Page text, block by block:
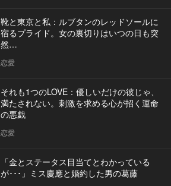
靴と東京と私：ルブタンのレッドソールに
宿るプライド。女の裏切りはいつの日も突
然…
恋愛
それも1つのLOVE：優しいだけの彼じゃ、
満たされない。刺激を求める心が招く運命
の悪戯
恋愛
「金とステータス目当てとわかっている
が･･･」ミス慶應と婚約した男の葛藤